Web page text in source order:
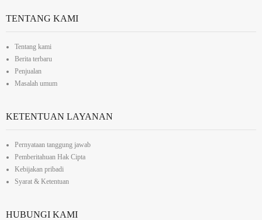
TENTANG KAMI
Tentang kami
Berita terbaru
Penjualan
Masalah umum
KETENTUAN LAYANAN
Pernyataan tanggung jawab
Pemberitahuan Hak Cipta
Kebijakan pribadi
Syarat & Ketentuan
HUBUNGI KAMI